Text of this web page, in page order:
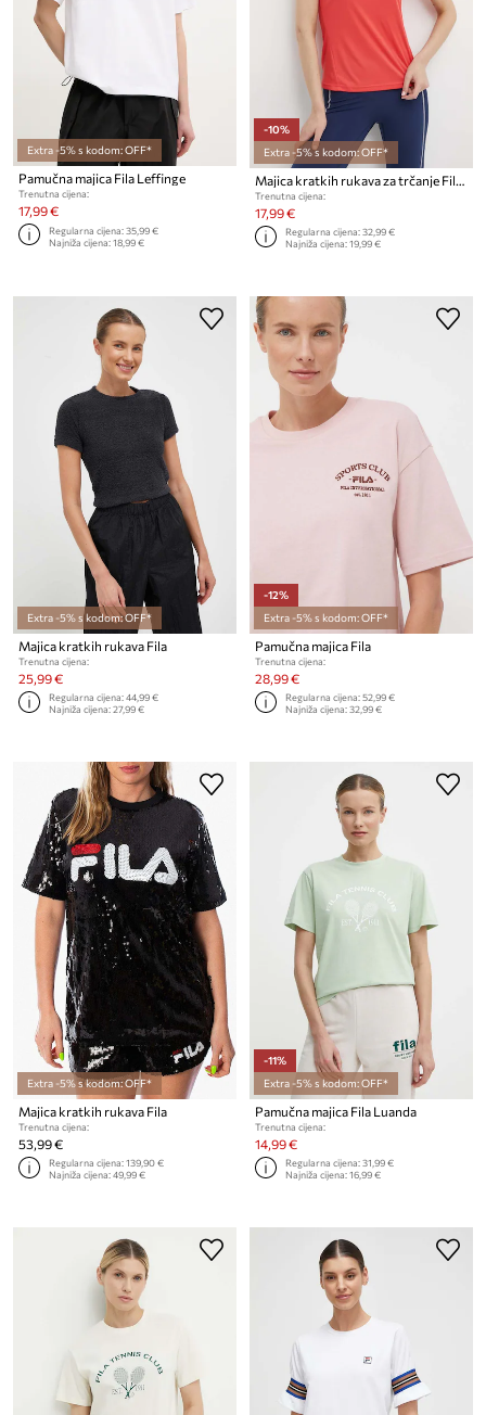
Extra -5% s kodom: OFF*
Pamučna majica Fila Leffinge
Trenutna cijena:
17,99 €
Regularna cijena:35,99 €
Najniža cijena:18,99 €
-10%
Extra -5% s kodom: OFF*
Majica kratkih rukava za trčanje Fila Ramatuelle
Trenutna cijena:
17,99 €
Regularna cijena:32,99 €
Najniža cijena:19,99 €
Extra -5% s kodom: OFF*
Majica kratkih rukava Fila
Trenutna cijena:
25,99 €
Regularna cijena:44,99 €
Najniža cijena:27,99 €
-12%
Extra -5% s kodom: OFF*
Pamučna majica Fila
Trenutna cijena:
28,99 €
Regularna cijena:52,99 €
Najniža cijena:32,99 €
Extra -5% s kodom: OFF*
Majica kratkih rukava Fila
Trenutna cijena:
53,99 €
Regularna cijena:139,90 €
Najniža cijena:49,99 €
-11%
Extra -5% s kodom: OFF*
Pamučna majica Fila Luanda
Trenutna cijena:
14,99 €
Regularna cijena:31,99 €
Najniža cijena:16,99 €